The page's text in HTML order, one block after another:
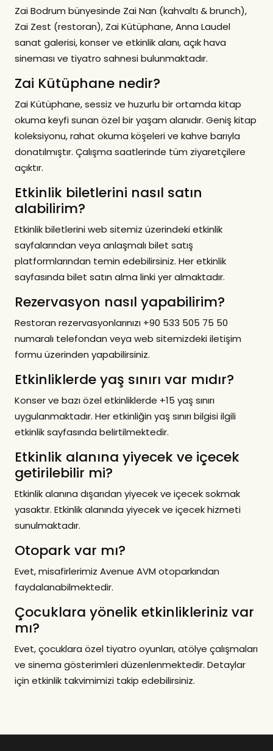
Zai Bodrum bünyesinde Zai Nan (kahvaltı & brunch),
Zai Zest (restoran), Zai Kütüphane, Anna Laudel
sanat galerisi, konser ve etkinlik alanı, açık hava
sineması ve tiyatro sahnesi bulunmaktadır.
Zai Kütüphane nedir?
Zai Kütüphane, sessiz ve huzurlu bir ortamda kitap
okuma keyfi sunan özel bir yaşam alanıdır. Geniş kitap
koleksiyonu, rahat okuma köşeleri ve kahve barıyla
donatılmıştır. Çalışma saatlerinde tüm ziyaretçilere
açıktır.
Etkinlik biletlerini nasıl satın
alabilirim?
Etkinlik biletlerini web sitemiz üzerindeki etkinlik
sayfalarından veya anlaşmalı bilet satış
platformlarından temin edebilirsiniz. Her etkinlik
sayfasında bilet satın alma linki yer almaktadır.
Rezervasyon nasıl yapabilirim?
Restoran rezervasyonlarınızı +90 533 505 75 50
numaralı telefondan veya web sitemizdeki iletişim
formu üzerinden yapabilirsiniz.
Etkinliklerde yaş sınırı var mıdır?
Konser ve bazı özel etkinliklerde +15 yaş sınırı
uygulanmaktadır. Her etkinliğin yaş sınırı bilgisi ilgili
etkinlik sayfasında belirtilmektedir.
Etkinlik alanına yiyecek ve içecek
getirilebilir mi?
Etkinlik alanına dışarıdan yiyecek ve içecek sokmak
yasaktır. Etkinlik alanında yiyecek ve içecek hizmeti
sunulmaktadır.
Otopark var mı?
Evet, misafirlerimiz Avenue AVM otoparkından
faydalanabilmektedir.
Çocuklara yönelik etkinlikleriniz var
mı?
Evet, çocuklara özel tiyatro oyunları, atölye çalışmaları
ve sinema gösterimleri düzenlenmektedir. Detaylar
için etkinlik takvimimizi takip edebilirsiniz.